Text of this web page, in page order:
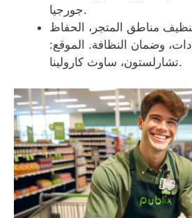
جورجيا.
مناطق المتجر، الحفاظ
وضمان النظافة. الموقع:
تشارلستون، ساوث كارولينا.